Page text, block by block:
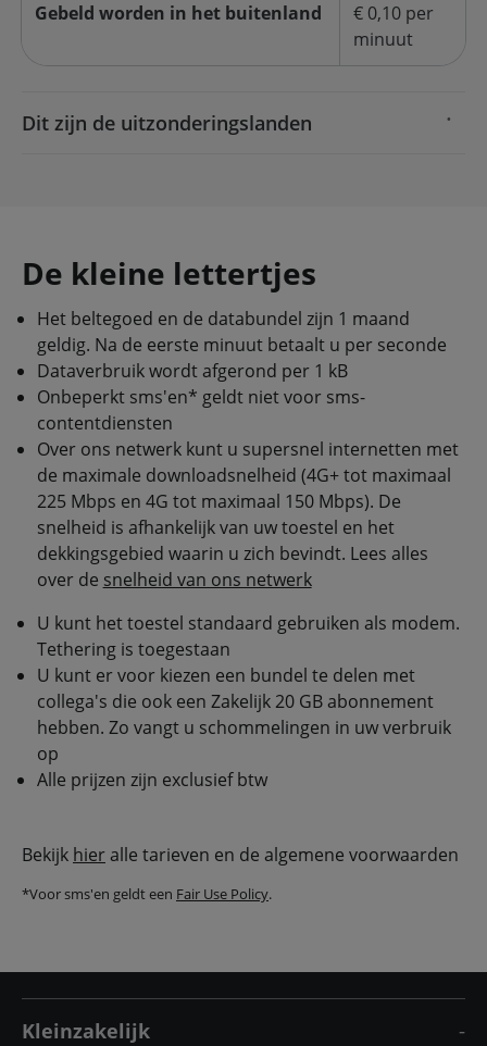
Gebeld worden in het buitenland
€ 0,10 per
minuut
Dit zijn de uitzonderingslanden
De kleine lettertjes
Het beltegoed en de databundel zijn 1 maand
geldig. Na de eerste minuut betaalt u per seconde
Dataverbruik wordt afgerond per 1 kB
Onbeperkt sms'en* geldt niet voor sms-
contentdiensten
Over ons netwerk kunt u supersnel internetten met
de maximale downloadsnelheid (4G+ tot maximaal
225 Mbps en 4G tot maximaal 150 Mbps). De
snelheid is afhankelijk van uw toestel en het
dekkingsgebied waarin u zich bevindt. Lees alles
over de snelheid van ons netwerk
U kunt het toestel standaard gebruiken als modem.
Tethering is toegestaan
U kunt er voor kiezen een bundel te delen met
collega's die ook een Zakelijk 20 GB abonnement
hebben. Zo vangt u schommelingen in uw verbruik
op
Alle prijzen zijn exclusief btw
Bekijk hieralle tarieven en de algemene voorwaarden
*Voor sms'en geldt een Fair Use Policy.
Kleinzakelijk